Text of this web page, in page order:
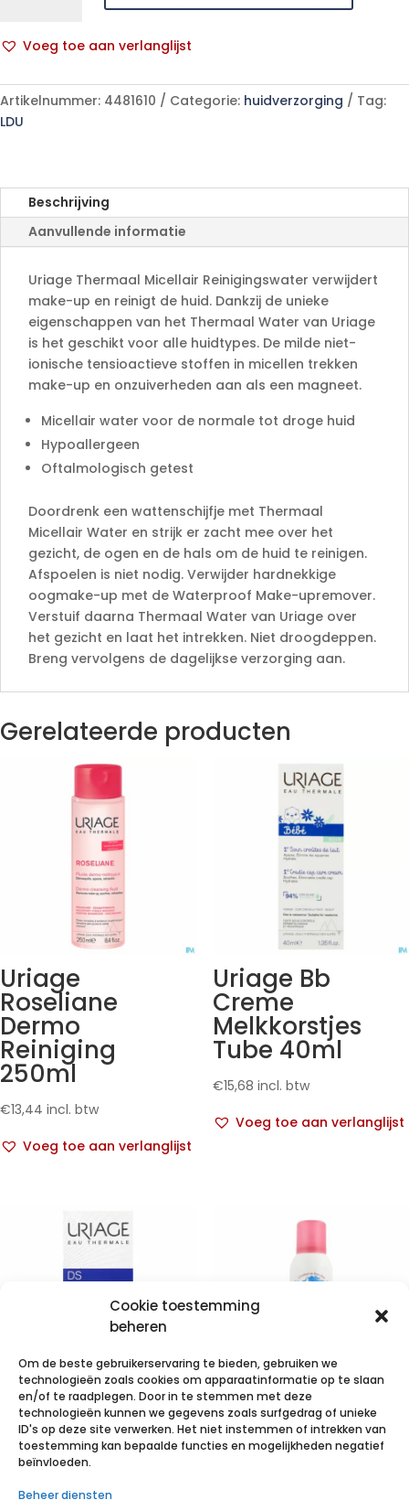
Cookie toestemming
beheren
Om de beste gebruikerservaring te bieden, gebruiken we
technologieën zoals cookies om apparaatinformatie op te slaan
en/of te raadplegen. Door in te stemmen met deze
technologieën kunnen we gegevens zoals surfgedrag of unieke
ID's op deze site verwerken. Het niet instemmen of intrekken van
toestemming kan bepaalde functies en mogelijkheden negatief
beïnvloeden.
Beheer diensten
Norm.
Huid
250ml
Voeg toe aan verlanglijst
l
t
e
a
t
Artikelnummer: 4481610 Categorie: huidverzorging
Tag:
LDU
Beschrijving
Aanvullende informatie
Uriage Thermaal Micellair Reinigingswater verwijdert
make-up en reinigt de huid. Dankzij de unieke
eigenschappen van het Thermaal Water van Uriage
is het geschikt voor alle huidtypes. De milde niet-
ionische tensioactieve stoffen in micellen trekken
make-up en onzuiverheden aan als een magneet.
Micellair water voor de normale tot droge huid
Hypoallergeen
Oftalmologisch getest
Doordrenk een wattenschijfje met Thermaal
Micellair Water en strijk er zacht mee over het
gezicht, de ogen en de hals om de huid te reinigen.
Afspoelen is niet nodig. Verwijder hardnekkige
oogmake-up met de Waterproof Make-upremover.
Verstuif daarna Thermaal Water van Uriage over
het gezicht en laat het intrekken. Niet droogdeppen.
Breng vervolgens de dagelijkse verzorging aan.
Gerelateerde producten
Uriage
Roseliane
Dermo
Reiniging
250ml
€13,44 incl. btw
Voeg toe aan verlanglijst
Uriage Bb
Creme
Melkkorstjes
Tube 40ml
€15,68 incl. btw
Voeg toe aan verlanglijst
Uriage Ds
Reinigingsgel
Tube 150ml
Verstuiver 150
ml 1 p/s